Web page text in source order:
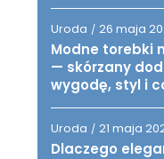
Uroda / 26 maja
Modne torebki
— skórzany
wygodę, styl i
Uroda / 21 maja
Dlaczego